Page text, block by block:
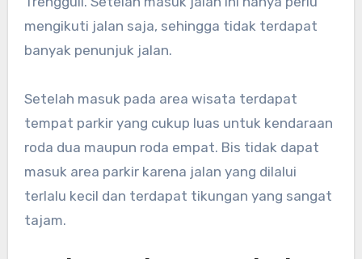
mengikuti jalan saja, sehingga tidak terdapat
banyak penunjuk jalan.
Setelah masuk pada area wisata terdapat
tempat parkir yang cukup luas untuk kendaraan
roda dua maupun roda empat. Bis tidak dapat
masuk area parkir karena jalan yang dilalui
terlalu kecil dan terdapat tikungan yang sangat
tajam.